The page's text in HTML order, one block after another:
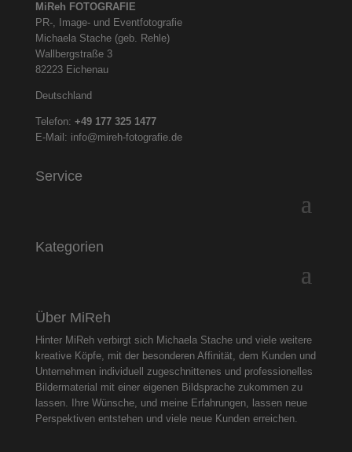
MiReh FOTOGRAFIE
PR-, Image- und Eventfotografie
Michaela Stache (geb. Rehle)
Wallbergstraße 3
82223 Eichenau
Deutschland
Telefon: +49 177 325 1477
E-Mail: info@mireh-fotografie.de
Service
Kategorien
Über MiReh
Hinter MiReh verbirgt sich Michaela Stache und viele weitere
kreative Köpfe, mit der besonderen Affinität, dem Kunden und
Unternehmen individuell zugeschnittenes und professionelles
Bildermaterial mit einer eigenen Bildsprache zukommen zu
lassen. Ihre Wünsche, und meine Erfahrungen, lassen neue
Perspektiven entstehen und viele neue Kunden erreichen.